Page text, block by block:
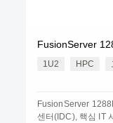
FusionServer
1U2 HPC
FusionServer
센터(IDC), 핵심 IT